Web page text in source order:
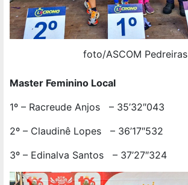
foto/ASCOM Pedreiras
Master Feminino Local
1º – Racreude Anjos – 35’32″043
2º – Claudinê Lopes – 36’17″532
3º – Edinalva Santos – 37’27″324